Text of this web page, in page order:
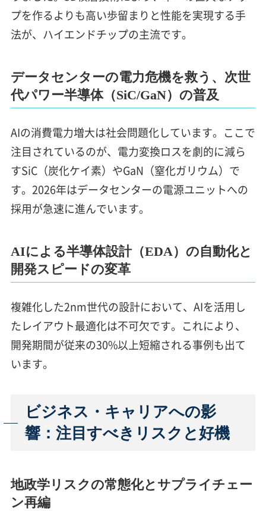
プを作るよりも高い歩留まりと性能を実現する手
法が、ハイエンドチップの主流です。
データセンターの電力危機を救う、次世
代パワー半導体（SiC/GaN）の普及
AIの消費電力増大は社会問題化しています。ここで
注目されているのが、電力変換ロスを劇的に減ら
すSiC（炭化ケイ素）やGaN（窒化ガリウム）で
す。2026年はデータセンターの電源ユニットへの
採用が急速に進んでいます。
AIによる半導体設計（EDA）の自動化と
開発スピードの変革
複雑化した2nm世代の設計において、AIを活用し
たレイアウト最適化は不可欠です。これにより、
開発期間が従来の30%以上短縮される事例も出て
います。
ビジネス・キャリアへの影
響：注目すべきリスクと好機
地政学リスクの常態化とサプライチェー
ン再編